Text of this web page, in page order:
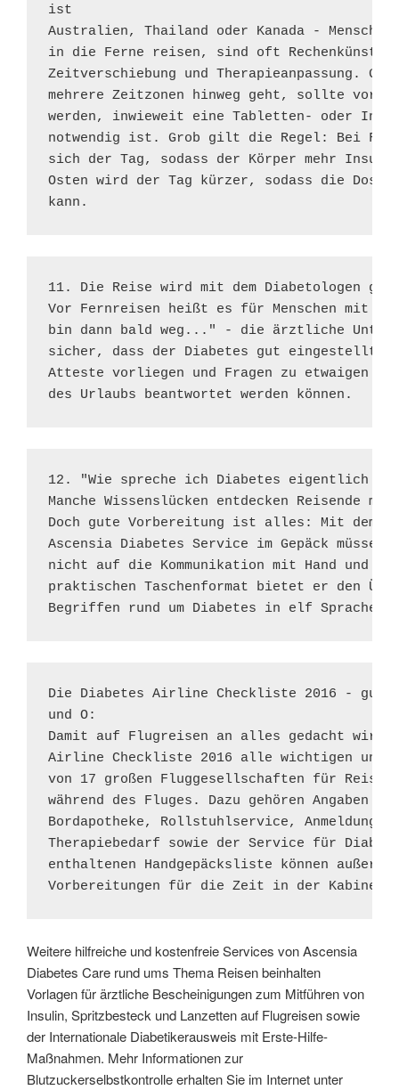
ist
Australien, Thailand oder Kanada -
in die Ferne reisen, sind oft
Zeitverschiebung und Therapieanpassung.
mehrere Zeitzonen hinweg geht, sollte
werden, inwieweit eine Tabletten- oder
notwendig ist. Grob gilt die Regel: Bei
sich der Tag, sodass der Körper mehr
Osten wird der Tag kürzer, sodass die
kann.
11. Die Reise wird mit dem Diabetologen
Vor Fernreisen heißt es für Menschen mit
bin dann bald weg..." - die ärztliche
sicher, dass der Diabetes gut
Atteste vorliegen und Fragen zu etwaigen
des Urlaubs beantwortet werden können.
12. "Wie spreche ich Diabetes eigentlich
Manche Wissenslücken entdecken Reisende
Doch gute Vorbereitung ist alles: Mit dem
Ascensia Diabetes Service im Gepäck
nicht auf die Kommunikation mit Hand und
praktischen Taschenformat bietet er den
Begriffen rund um Diabetes in elf Sprachen.
Die Diabetes Airline Checkliste 2016 -
und O:
Damit auf Flugreisen an alles gedacht
Airline Checkliste 2016 alle wichtigen und
von 17 großen Fluggesellschaften für
während des Fluges. Dazu gehören Angaben
Bordapotheke, Rollstuhlservice, Anmeldung
Therapiebedarf sowie der Service für
enthaltenen Handgepäcksliste können
Vorbereitungen für die Zeit in der Kabine
Weitere hilfreiche und kostenfreie Services von Ascensia
Diabetes Care rund ums Thema Reisen beinhalten
Vorlagen für ärztliche Bescheinigungen zum Mitführen von
Insulin, Spritzbesteck und Lanzetten auf Flugreisen sowie
der Internationale Diabetikerausweis mit Erste-Hilfe-
Maßnahmen. Mehr Informationen zur
Blutzuckerselbstkontrolle erhalten Sie im Internet unter